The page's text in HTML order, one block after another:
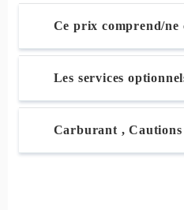
Ce prix comprend/ne
Les services
Carburant , Cautions